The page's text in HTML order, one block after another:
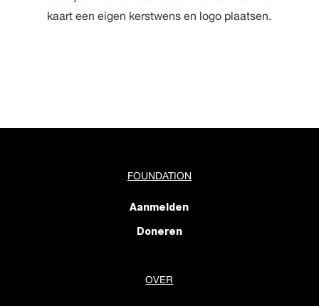
kaart een eigen kerstwens en logo plaatsen.
FOUNDATION
Aanmelden
Doneren
OVER